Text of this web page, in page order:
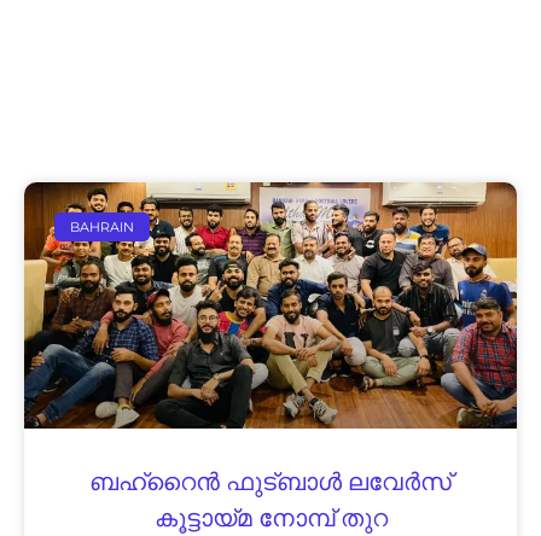
BAHRAIN
ബഹ്‌റൈൻ ഫുട്ബാൾ ലവേർസ്
കൂട്ടായ്‌മ നോമ്പ് തുറ